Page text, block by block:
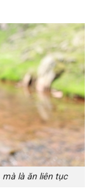
mà là ăn liên tục